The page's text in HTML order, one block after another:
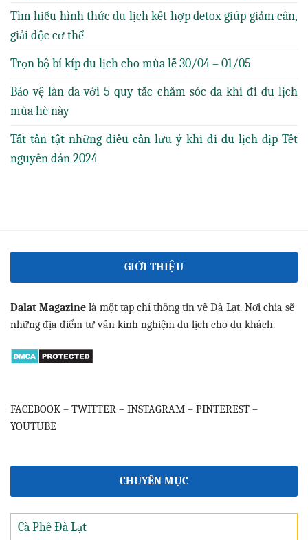
Tìm hiểu hình thức du lịch kết hợp detox giúp giảm cân,
giải độc cơ thể
Trọn bộ bí kíp du lịch cho mùa lễ 30/04 – 01/05
Bảo vệ làn da với 5 quy tắc chăm sóc da khi đi du lịch
mùa hè này
Tất tần tật những điều cần lưu ý khi đi du lịch dịp Tết
nguyên đán 2024
GIỚI THIỆU
Dalat Magazine là một tạp chí thông tin về Đà Lạt. Nơi chia sẽ
những địa điểm tư vấn kinh nghiệm du lịch cho du khách.
FACEBOOK – TWITTER – INSTAGRAM – PINTEREST –
YOUTUBE
CHUYÊN MỤC
Cà Phê Đà Lạt